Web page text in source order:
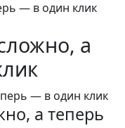
— в один клик
а
а теперь